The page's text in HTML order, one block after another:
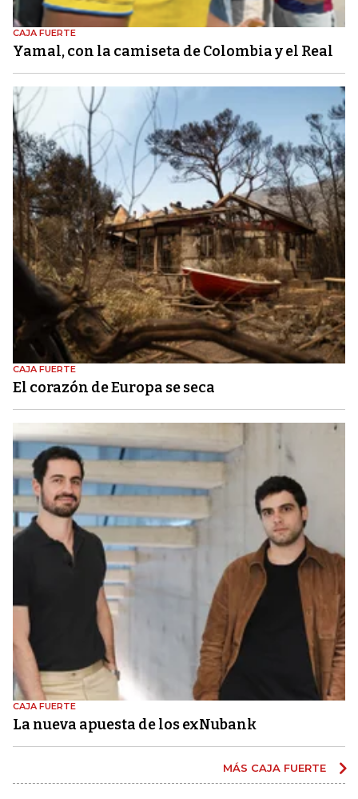
CAJA FUERTE
Yamal, con la camiseta de Colombia y el Real
CAJA FUERTE
El corazón de Europa se seca
CAJA FUERTE
La nueva apuesta de los exNubank
MÁS CAJA FUERTE